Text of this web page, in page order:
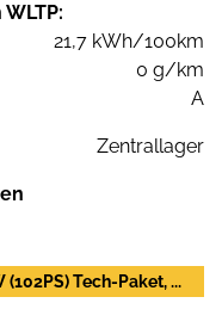
21,7 kWh/100km
0 g/km
A
Zentrallager
(102PS) Tech-Paket, ...